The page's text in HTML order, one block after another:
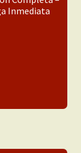
Inmediata